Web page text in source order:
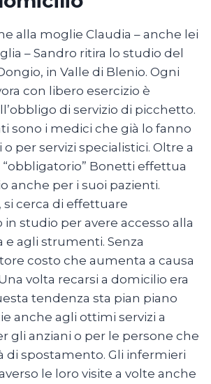
alla moglie Claudia – anche lei
– Sandro ritira lo studio del
in Valle di Blenio. Ogni
con libero esercizio è
di servizio di picchetto.
sono i medici che già lo fanno
per servizi specialistici. Oltre a
Bonetti effettua
anche per i suoi pazienti.
cerca di effettuare
in studio per avere accesso alla
agli strumenti. Senza
costo che aumenta a causa
volta recarsi a domicilio era
tendenza sta pian piano
anche agli ottimi servizi a
gli anziani o per le persone che
di spostamento. Gli infermieri
le loro visite a volte anche